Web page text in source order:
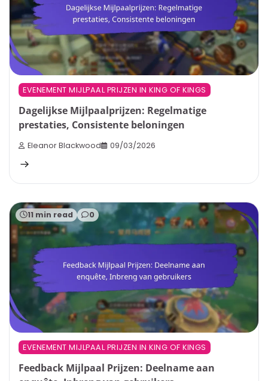
EVENEMENT MIJLPAAL PRIJZEN IN KING OF KINGS
Dagelijkse Mijlpaalprijzen: Regelmatige
prestaties, Consistente beloningen
Eleanor Blackwood 09/03/2026
11 min read 0
EVENEMENT MIJLPAAL PRIJZEN IN KING OF KINGS
Feedback Mijlpaal Prijzen: Deelname aan